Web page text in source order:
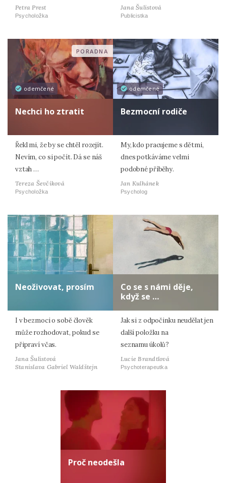
Petra Prest
Psycholožka
Jana Šulistová
Publicistka
odemčené
PORADNA
Nechci ho ztratit
Řekl mi, že by se chtěl rozejít.
Nevím, co si počít. Dá se náš
vztah …
Tereza Ševčíková
Psycholožka
odemčené
Bezmocní rodiče
My, kdo pracujeme s dětmi,
dnes potkáváme velmi
podobné příběhy.
Jan Kulhánek
Psycholog
Neoživovat, prosím
I v bezmoci o sobě člověk
může rozhodovat, pokud se
připraví včas.
Jana Šulistová
Stanislava Gabriel Waldštejn
Co se s námi děje,
když se …
Jak si z odpočinku neudělat jen
další položku na
seznamu úkolů?
Lucie Brandtlová
Psychoterapeutka
Proč neodešla